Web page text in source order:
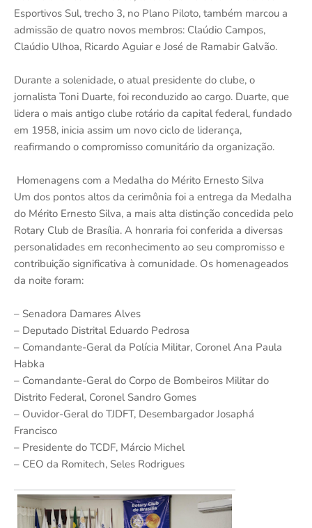
Esportivos Sul, trecho 3, no Plano Piloto, também marcou a
admissão de quatro novos membros: Claúdio Campos,
Claúdio Ulhoa, Ricardo Aguiar e José de Ramabir Galvão.
Durante a solenidade, o atual presidente do clube, o
jornalista Toni Duarte, foi reconduzido ao cargo. Duarte, que
lidera o mais antigo clube rotário da capital federal, fundado
em 1958, inicia assim um novo ciclo de liderança,
reafirmando o compromisso comunitário da organização.
Homenagens com a Medalha do Mérito Ernesto Silva
Um dos pontos altos da cerimônia foi a entrega da Medalha
do Mérito Ernesto Silva, a mais alta distinção concedida pelo
Rotary Club de Brasília. A honraria foi conferida a diversas
personalidades em reconhecimento ao seu compromisso e
contribuição significativa à comunidade. Os homenageados
da noite foram:
– Senadora Damares Alves
– Deputado Distrital Eduardo Pedrosa
– Comandante-Geral da Polícia Militar, Coronel Ana Paula
Habka
– Comandante-Geral do Corpo de Bombeiros Militar do
Distrito Federal, Coronel Sandro Gomes
– Ouvidor-Geral do TJDFT, Desembargador Josaphá
Francisco
– Presidente do TCDF, Márcio Michel
– CEO da Romitech, Seles Rodrigues